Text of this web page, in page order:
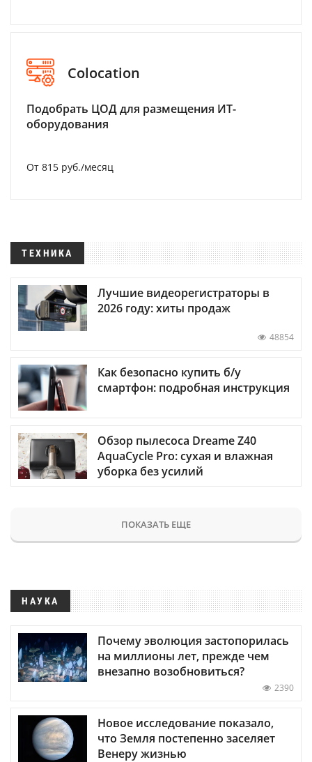
Colocation
Подобрать ЦОД для размещения ИТ-
оборудования
От 815 руб./месяц
ТЕХНИКА
Лучшие видеорегистраторы в
2026 году: хиты продаж
48854
Как безопасно купить б/у
смартфон: подробная инструкция
Обзор пылесоса Dreame Z40
AquaCycle Pro: сухая и влажная
уборка без усилий
ПОКАЗАТЬ ЕЩЕ
НАУКА
Почему эволюция застопорилась
на миллионы лет, прежде чем
внезапно возобновиться?
2390
Новое исследование показало,
что Земля постепенно заселяет
Венеру жизнью